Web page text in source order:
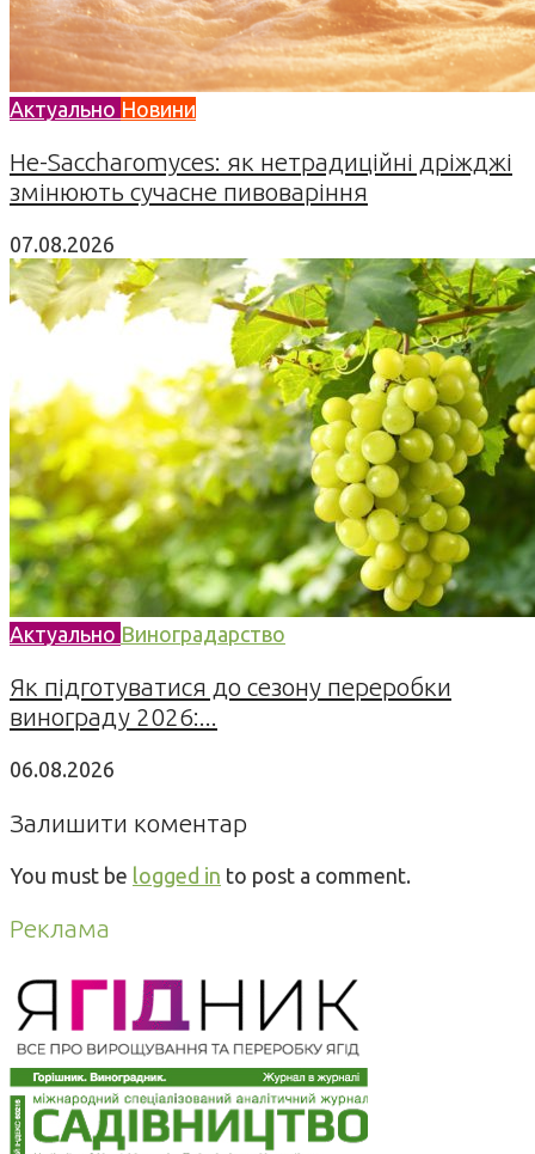
Актуально Новини
Не-Saccharomyces: як нетрадиційні дріжджі
змінюють сучасне пивоваріння
07.08.2026
Актуально Виноградарство
Як підготуватися до сезону переробки
винограду 2026:...
06.08.2026
Залишити коментар
You must be logged in to post a comment.
Реклама